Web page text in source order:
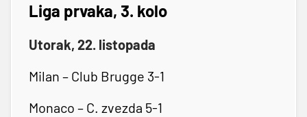
Liga prvaka, 3. kolo
Utorak, 22. listopada
Milan – Club Brugge 3-1
Monaco – C. zvezda 5-1